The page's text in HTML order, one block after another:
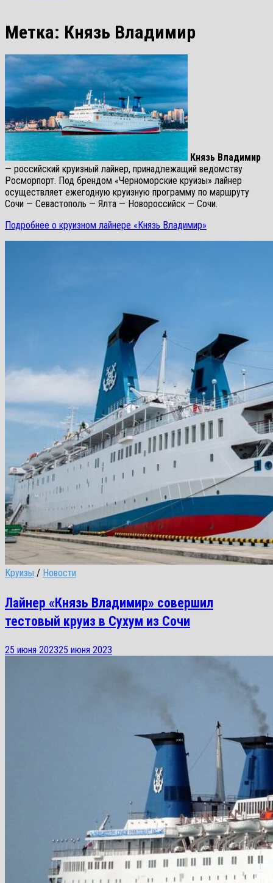
Метка: Князь Владимир
Князь Владимир
— российский круизный лайнер, принадлежащий ведомству
Росморпорт. Под брендом «Черноморские круизы» лайнер
осуществляет ежегодную круизную программу по маршруту
Сочи — Севастополь — Ялта — Новороссийск — Сочи.
Подробнее о круизном лайнере «Князь Владимир»
Круизы / Новости
Лайнер «Князь Владимир» совершил
тестовый круиз в Сухум из Сочи
25 июня 202325 июня 2023